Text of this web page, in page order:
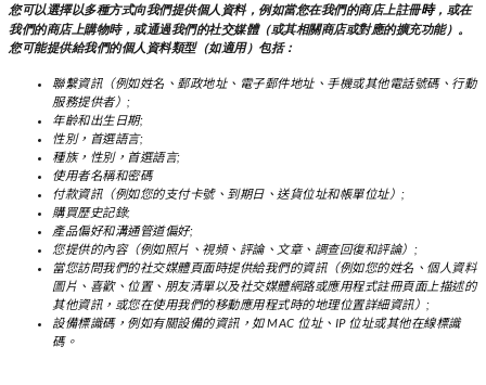
您可以選擇以多種方式向我們提供個人資料，例如當您在我們的商店上註冊時，或在
我們的商店上購物時，或通過我們的社交媒體（或其相關商店或對應的擴充功能）。
您可能提供給我們的個人資料類型（如適用）包括：
聯繫資訊（例如姓名、郵政地址、電子郵件地址、手機或其他電話號碼、行動
服務提供者）;
年齡和出生日期;
性別，首選語言;
種族，性別，首選語言;
使用者名稱和密碼
付款資訊（例如您的支付卡號、到期日、送貨位址和帳單位址）;
購買歷史記錄;
產品偏好和溝通管道偏好;
您提供的內容（例如照片、視頻、評論、文章、調查回復和評論）;
當您訪問我們的社交媒體頁面時提供給我們的資訊（例如您的姓名、個人資料
圖片、喜歡、位置、朋友清單以及社交媒體網路或應用程式註冊頁面上描述的
其他資訊，或您在使用我們的移動應用程式時的地理位置詳細資訊）;
設備標識碼，例如有關設備的資訊，如 MAC 位址、IP 位址或其他在線標識
碼。